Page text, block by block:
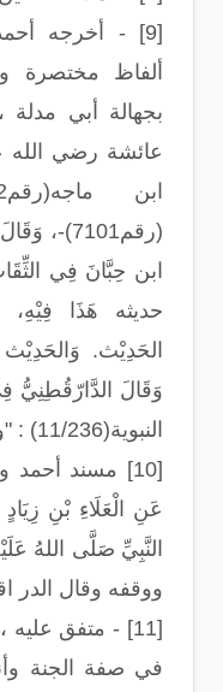
[9] - أخرجه
ألفاظ مختصرة
بجهالة أبي
عائشة رضي الله
ابن حِبَّانَ فِي
حديثه هَذَا
الحَدِيْث.
وَقَالَ الدَّارّقُطِنِيُّ
النبوية(11/236) : "والحديث محفوظ" .
[10] مسند
عَنِ الْعَلَاءِ بْنِ
النَّبِيِّ صَلَّى اللهُ
ووقفه وقال الدر